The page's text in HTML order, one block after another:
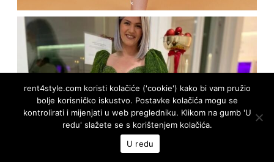
rent4style.com koristi kolačiće ('cookie') kako bi vam pružio
bolje korisničko iskustvo. Postavke kolačića mogu se
kontrolirati i mijenjati u web pregledniku. Klikom na gumb 'U
redu' slažete se s korištenjem kolačića.
U redu